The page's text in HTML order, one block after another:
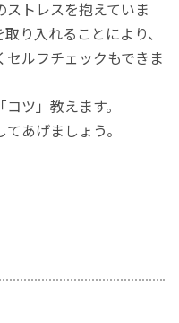
トレスを抱えていま
り入れることにより、
ルフチェックもできま
ツ」教えます。
あげましょう。